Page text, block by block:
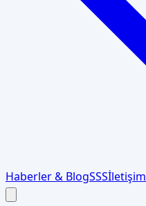
Haberler & BlogSSSİletişim